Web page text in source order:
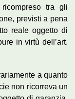
tra gli
previsti a pena
reale oggetto di
in virtù dell’art.
a quanto
non ricorreva un